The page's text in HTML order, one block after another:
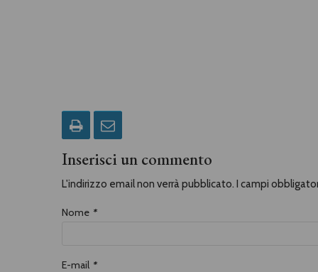
Inserisci un commento
L'indirizzo email non verrà pubblicato. I campi
Nome *
E-mail *